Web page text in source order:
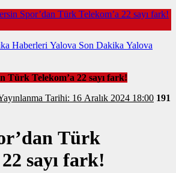
Spor’dan Türk Telekom’a 22 sayı fark!
Haberleri Yalova Son Dakika Yalova
Türk Telekom’a 22 sayı fark!
Yayınlanma Tarihi: 16 Aralık 2024 18:00 191
Türk
sayı fark!